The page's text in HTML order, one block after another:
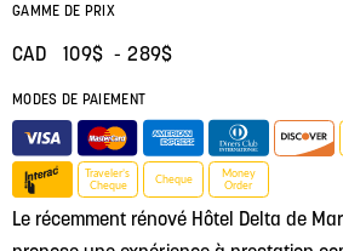
Le récemment rénové Hôtel Delta de
GAMME DE PRIX
CAD 109$ - 289$
MODES DE PAIEMENT
Traveler’s
Cheque
Cheque
Money
Order